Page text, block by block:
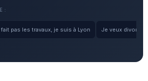
:
pas les travaux, je suis à Lyon Je veux